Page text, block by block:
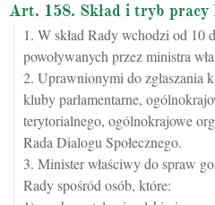
Art. 158. Skład i tryb pracy
1. W skład Rady wchodzi od 10
powoływanych przez ministra
2. Uprawnionymi do zgłaszania
kluby parlamentarne,
terytorialnego, ogólnokrajowe
Rada Dialogu Społecznego.
3. Minister właściwy do spraw
Rady spośród osób, które: